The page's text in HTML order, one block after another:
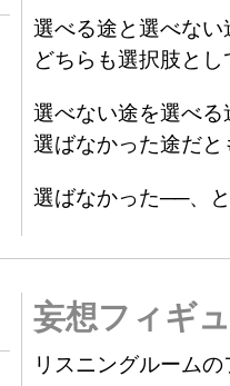
選べる途と選べな
どちらも選択肢と
選べない途を選べ
選ばなかった途だ
選ばなかった──、
妄想フィギ
リスニングルーム